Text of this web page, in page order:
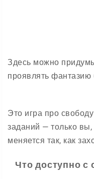
Здесь можно
проявлять фантазию
Это игра про
заданий — только
меняется так, как
Что доступно с